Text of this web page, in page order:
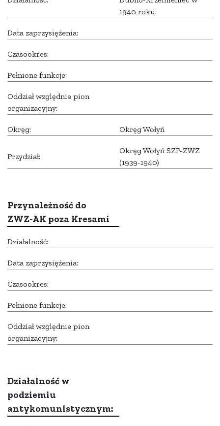
1940 roku.
Data zaprzysiężenia:
Czasookres:
Pełnione funkcje:
Oddział względnie pion
organizacyjny:
Okręg: Okręg Wołyń
Przydział:
Okręg Wołyń SZP-ZWZ
(1939-1940)
Przynależność do
ZWZ-AK poza Kresami
Działalność:
Data zaprzysiężenia:
Czasookres:
Pełnione funkcje:
Oddział względnie pion
organizacyjny:
Działalność w
podziemiu
antykomunistycznym: